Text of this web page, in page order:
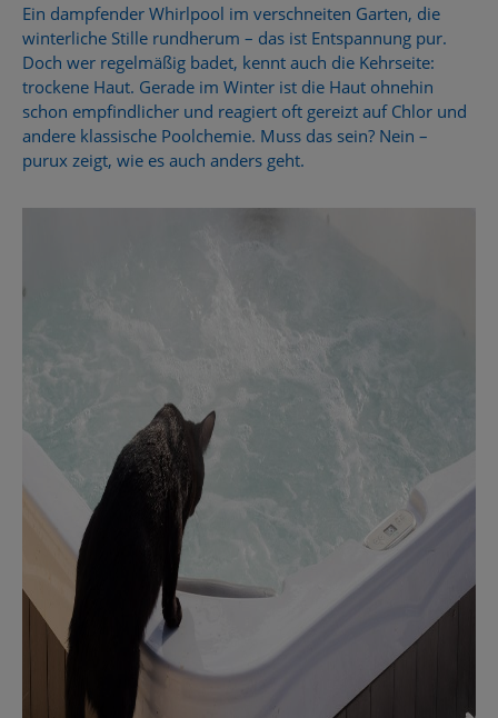
Ein dampfender Whirlpool im verschneiten Garten, die
winterliche Stille rundherum – das ist Entspannung pur.
Doch wer regelmäßig badet, kennt auch die Kehrseite:
trockene Haut. Gerade im Winter ist die Haut ohnehin
schon empfindlicher und reagiert oft gereizt auf Chlor und
andere klassische Poolchemie. Muss das sein? Nein –
purux zeigt, wie es auch anders geht.